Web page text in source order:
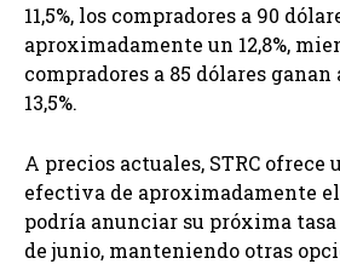
11,5%, los compradores a 90
aproximadamente un 12,8%,
compradores a 85 dólares
13,5%.
A precios actuales, STRC
efectiva de aproximadamente el
podría anunciar su próxima
de junio, manteniendo otras